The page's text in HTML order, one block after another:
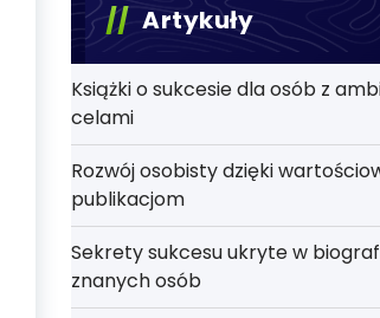
Artykuły
Książki o sukcesie dla osób z
celami
Rozwój osobisty dzięki
publikacjom
Sekrety sukcesu ukryte w
znanych osób